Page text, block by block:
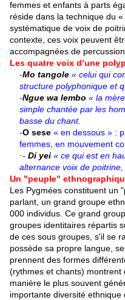
femmes et enfants à parts
réside dans la technique du
systématique de voix de
contexte, ces voix peuvent
accompagnées de
Les quatre voix d’une
-Mo tangole« celui qui
structure polyphonique et
-Ngue wa lembo « la
simple chantée par les
basse du chant.
-O sese « en dessous » :
femmes, en mouvement
·-Di yei« ce qui est en
alternance voix de poitrine,
Un "peuple"
Les Pygmées constituent un
parlant, un grand groupe
000 individus. Ce grand
groupes identitaires répartis
de ces sous groupes, s'il se
possède sa propre langue,
prennent des formes
(rythmes et chants)
manière le plus souvent
importante diversité ethnique